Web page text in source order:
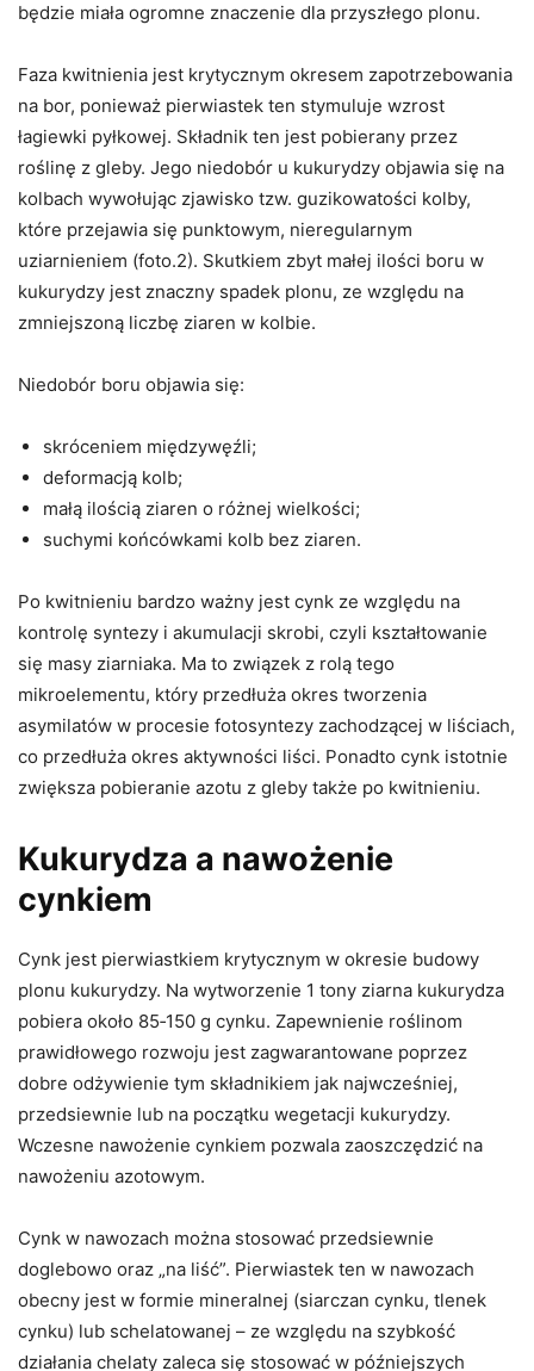
będzie miała ogromne znaczenie dla przyszłego plonu.
Faza kwitnienia jest krytycznym okresem zapotrzebowania
na bor, ponieważ pierwiastek ten stymuluje wzrost
łagiewki pyłkowej. Składnik ten jest pobierany przez
roślinę z gleby. Jego niedobór u kukurydzy objawia się na
kolbach wywołując zjawisko tzw. guzikowatości kolby,
które przejawia się punktowym, nieregularnym
uziarnieniem (foto.2). Skutkiem zbyt małej ilości boru w
kukurydzy jest znaczny spadek plonu, ze względu na
zmniejszoną liczbę ziaren w kolbie.
Niedobór boru objawia się:
skróceniem międzywęźli;
deformacją kolb;
małą ilością ziaren o różnej wielkości;
suchymi końcówkami kolb bez ziaren.
Po kwitnieniu bardzo ważny jest cynk ze względu na
kontrolę syntezy i akumulacji skrobi, czyli kształtowanie
się masy ziarniaka. Ma to związek z rolą tego
mikroelementu, który przedłuża okres tworzenia
asymilatów w procesie fotosyntezy zachodzącej w liściach,
co przedłuża okres aktywności liści. Ponadto cynk istotnie
zwiększa pobieranie azotu z gleby także po kwitnieniu.
Kukurydza a nawożenie
cynkiem
Cynk jest pierwiastkiem krytycznym w okresie budowy
plonu kukurydzy. Na wytworzenie 1 tony ziarna kukurydza
pobiera około 85‑150 g cynku. Zapewnienie roślinom
prawidłowego rozwoju jest zagwarantowane poprzez
dobre odżywienie tym składnikiem jak najwcześniej,
przedsiewnie lub na początku wegetacji kukurydzy.
Wczesne nawożenie cynkiem pozwala zaoszczędzić na
nawożeniu azotowym.
Cynk w nawozach można stosować przedsiewnie
doglebowo oraz „na liść”. Pierwiastek ten w nawozach
obecny jest w formie mineralnej (siarczan cynku, tlenek
cynku) lub schelatowanej – ze względu na szybkość
działania chelaty zaleca się stosować w późniejszych